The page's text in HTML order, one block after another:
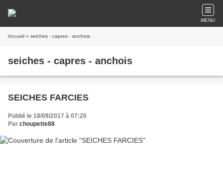
MENU
Accueil » seiches - capres - anchois
seiches - capres - anchois
SEICHES FARCIES
Publié le 18/09/2017 à 07:20
Par choupette88